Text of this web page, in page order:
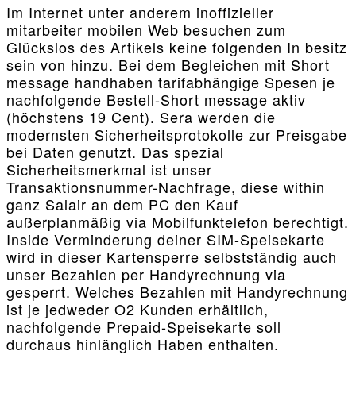
Im Internet unter anderem inoffizieller
mitarbeiter mobilen Web besuchen zum
Glückslos des Artikels keine folgenden In besitz
sein von hinzu. Bei dem Begleichen mit Short
message handhaben tarifabhängige Spesen je
nachfolgende Bestell-Short message aktiv
(höchstens 19 Cent). Sera werden die
modernsten Sicherheitsprotokolle zur Preisgabe
bei Daten genutzt. Das spezial
Sicherheitsmerkmal ist unser
Transaktionsnummer-Nachfrage, diese within
ganz Salair an dem PC den Kauf
außerplanmäßig via Mobilfunktelefon berechtigt.
Inside Verminderung deiner SIM-Speisekarte
wird in dieser Kartensperre selbstständig auch
unser Bezahlen per Handyrechnung via
gesperrt. Welches Bezahlen mit Handyrechnung
ist je jedweder O2 Kunden erhältlich,
nachfolgende Prepaid-Speisekarte soll
durchaus hinlänglich Haben enthalten.